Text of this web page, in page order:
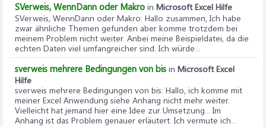
SVerweis, WennDann oder Makro in Microsoft Excel Hilfe
SVerweis, WennDann oder Makro: Hallo zusammen, Ich habe
zwar ähnliche Themen gefunden aber komme trotzdem bei
meinem Problem nicht weiter. Anbei meine Beispieldatei, da die
echten Daten viel umfangreicher sind. Ich würde...
sverweis mehrere Bedingungen von bis in Microsoft Excel
Hilfe
sverweis mehrere Bedingungen von bis: Hallo, ich komme mit
meiner Excel Anwendung siehe Anhang nicht mehr weiter.
Vielleicht hat jemand hier eine Idee zur Umsetzung... Im
Anhang ist das Problem genauer erläutert. Ich vermute ich...